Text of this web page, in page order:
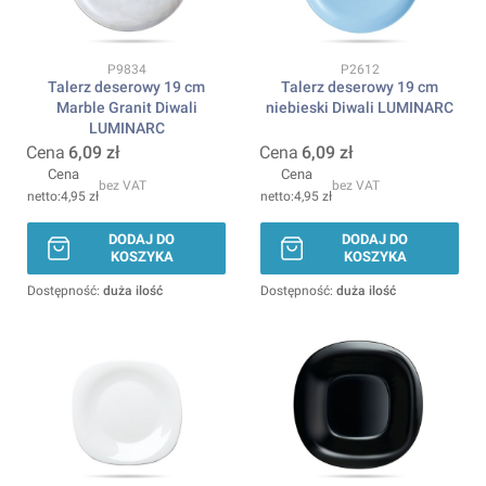
Kod produktu
P9834
Talerz deserowy 19 cm
Marble Granit Diwali
LUMINARC
Cena 6,09 zł
Cena
4,95 zł
bez VAT
DODAJ DO
KOSZYKA
Dostępność: duża ilość
Kod produktu
P2612
Talerz deserowy 19 cm
niebieski Diwali LUMINARC
Cena 6,09 zł
Cena
4,95 zł
bez VAT
DODAJ DO
KOSZYKA
Dostępność: duża ilość